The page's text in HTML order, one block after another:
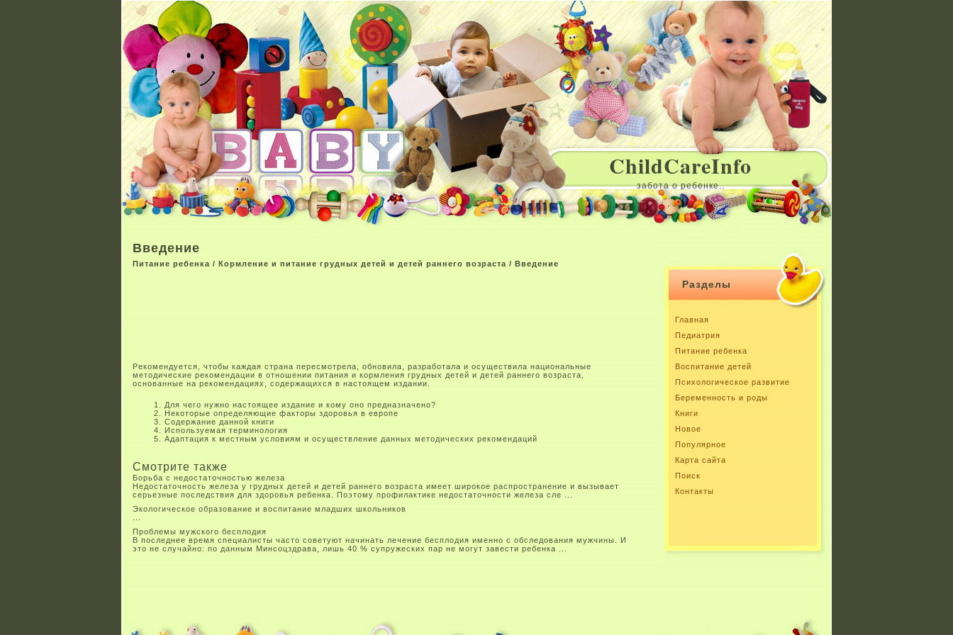
ChildCareInfo
забота о ребенке..
Введение
Питание ребенка / Кормление и питание грудных детей и детей раннего возраста / Введение
Рекомендуется, чтобы каждая страна пересмотрела, обновила, разработала и осуществила национальные
методические рекомендации в отношении питания и кормления грудных детей и детей раннего возраста,
основанные на рекомендациях, содержащихся в настоящем издании.
Для чего нужно настоящее издание и кому оно предназначено?
Некоторые определяющие факторы здоровья в европе
Содержание данной книги
Используемая терминология
Адаптация к местным условиям и осуществление данных методических рекомендаций
Смотрите также
Борьба с недостаточностью железа
Недостаточность железа у грудных детей и детей раннего возраста имеет широкое распространение и вызывает
серьезные последствия для здоровья ребенка. Поэтому профилактике недостаточности железа сле ...
Экологическое образование и воспитание младших школьников
Проблемы мужского бесплодия
В последнее время специалисты часто советуют начинать лечение бесплодия именно с обследования мужчины. И
это не случайно: по данным Минсоцздрава, лишь 40 % супружеских пар не могут завести ребенка ...
Разделы
Главная
Педиатрия
Питание ребенка
Воспитание детей
Психологическое развитие
Беременность и роды
Книги
Новое
Популярное
Карта сайта
Поиск
Контакты